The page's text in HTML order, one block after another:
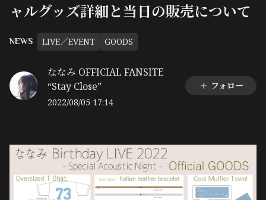
ャルグッズ詳細と当日の販売について
NEWS LIVE／EVENT GOODS
ななみ OFFICIAL FANSITE
“Stay Close”
2022/08/05 17:14
フォロー